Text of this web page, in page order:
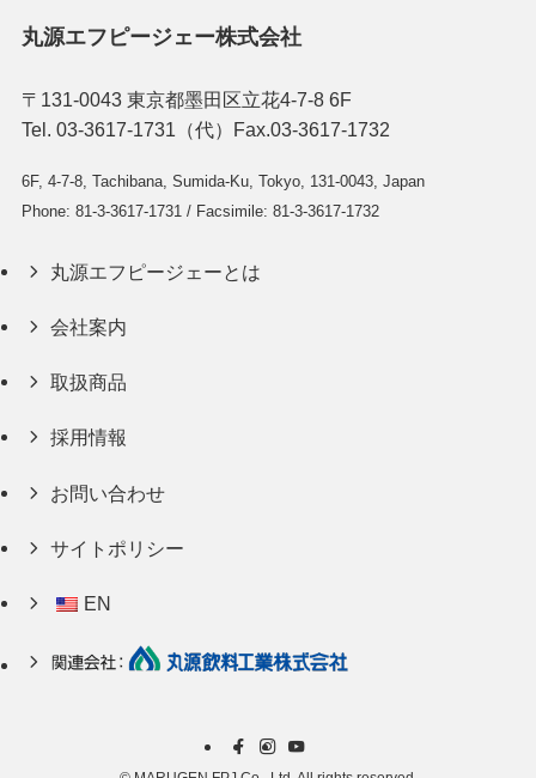
丸源エフピージェー株式会社
〒131-0043 東京都墨田区立花4-7-8 6F
Tel. 03-3617-1731（代）Fax.03-3617-1732
6F, 4-7-8, Tachibana, Sumida-Ku, Tokyo, 131-0043, Japan
Phone: 81-3-3617-1731 / Facsimile: 81-3-3617-1732
丸源エフピージェーとは
会社案内
取扱商品
採用情報
お問い合わせ
サイトポリシー
EN